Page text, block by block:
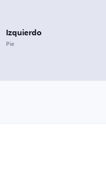
Izquierdo
Pie